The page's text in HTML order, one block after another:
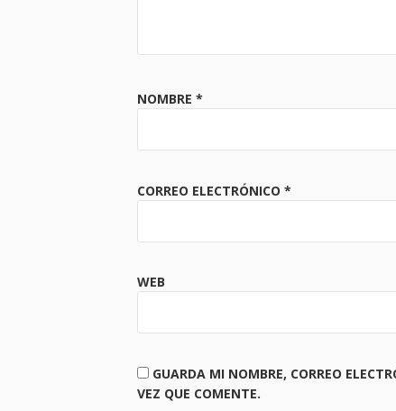
NOMBRE *
CORREO ELECTRÓNICO *
WEB
GUARDA MI NOMBRE, CORREO
VEZ QUE COMENTE.